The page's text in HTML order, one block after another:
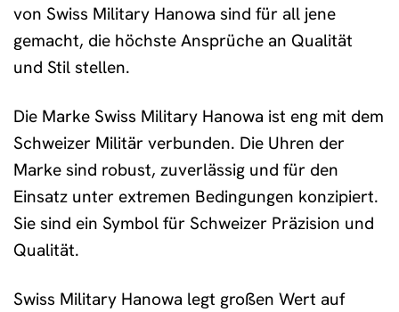
von Swiss Military Hanowa sind für all jene
gemacht, die höchste Ansprüche an Qualität
und Stil stellen.
Die Marke Swiss Military Hanowa ist eng mit dem
Schweizer Militär verbunden. Die Uhren der
Marke sind robust, zuverlässig und für den
Einsatz unter extremen Bedingungen konzipiert.
Sie sind ein Symbol für Schweizer Präzision und
Qualität.
Swiss Military Hanowa legt großen Wert auf